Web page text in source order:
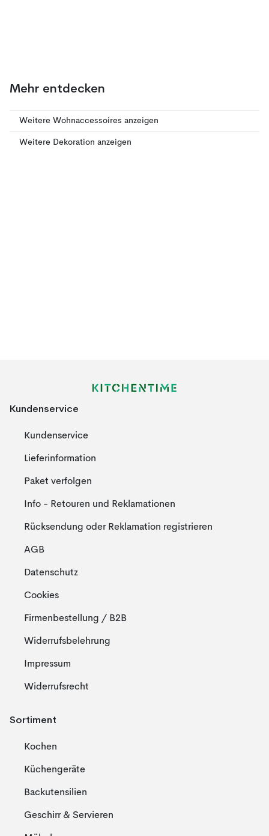
Mehr entdecken
Weitere Wohnaccessoires anzeigen
Weitere Dekoration anzeigen
Kundenservice
Kundenservice
Lieferinformation
Paket verfolgen
Info - Retouren und Reklamationen
Rücksendung oder Reklamation registrieren
AGB
Datenschutz
Cookies
Firmenbestellung / B2B
Widerrufsbelehrung
Impressum
Widerrufsrecht
Sortiment
Kochen
Küchengeräte
Backutensilien
Geschirr & Servieren